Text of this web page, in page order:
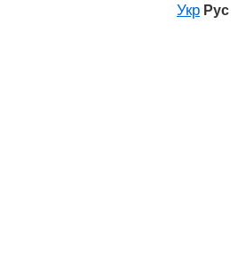
Укр Рус